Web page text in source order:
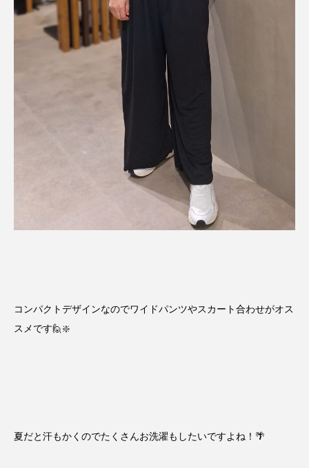
コンパクトデザインなのでワイドパンツやスカート合わせがオス
スメです🙋❇️
夏だと汗もかくのでたくさんお洗濯もしたいですよね！🌴